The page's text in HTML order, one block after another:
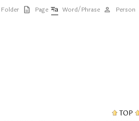
Folder Page Word/Phrase Person
TOP